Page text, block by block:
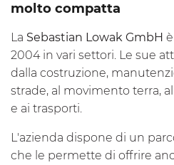
molto compatta
La Sebastian Lowak GmbH
2004 in vari settori. Le sue
dalla costruzione,
strade, al movimento terra,
e ai trasporti.
L'azienda dispone di un
che le permette di offrire